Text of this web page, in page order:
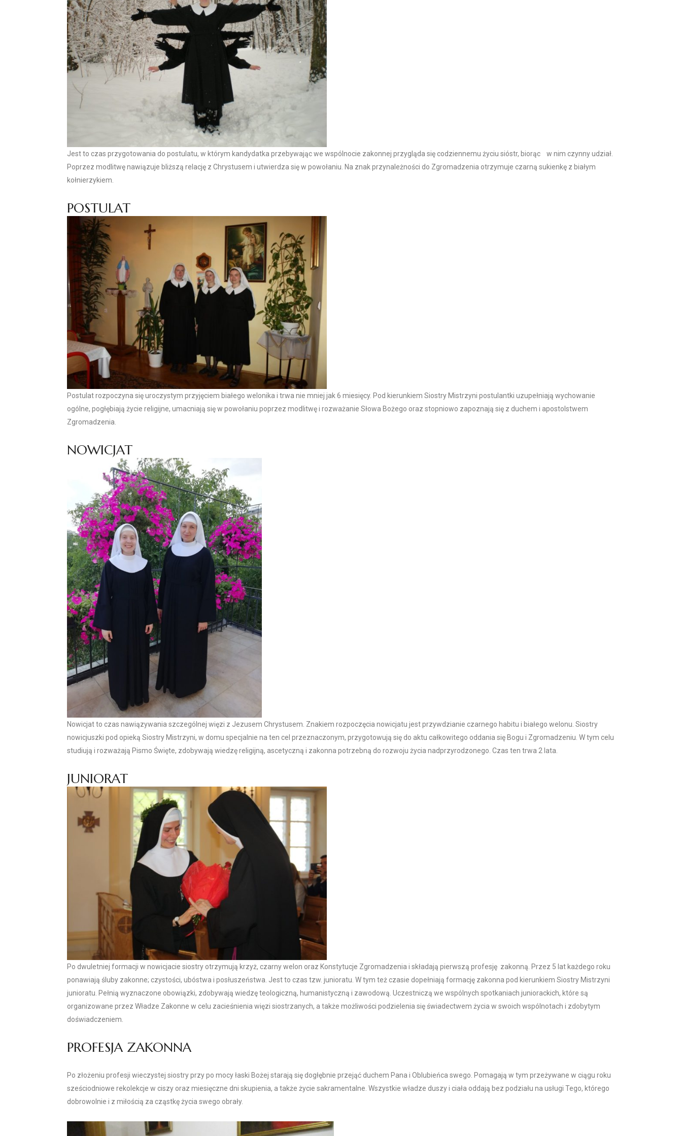
Jest to czas przygotowania do postulatu, w którym kandydatka przebywając we wspólnocie zakonnej przygląda się codziennemu życiu sióstr, biorąc w nim czynny udział.
Poprzez modlitwę nawiązuje bliższą relację z Chrystusem i utwierdza się w powołaniu. Na znak przynależności do Zgromadzenia otrzymuje czarną sukienkę z białym
kołnierzykiem.
POSTULAT
Postulat rozpoczyna się uroczystym przyjęciem białego welonika i trwa nie mniej jak 6 miesięcy. Pod kierunkiem Siostry Mistrzyni postulantki uzupełniają wychowanie
ogólne, pogłębiają życie religijne, umacniają się w powołaniu poprzez modlitwę i rozważanie Słowa Bożego oraz stopniowo zapoznają się z duchem i apostolstwem
Zgromadzenia.
NOWICJAT
Nowicjat to czas nawiązywania szczególnej więzi z Jezusem Chrystusem. Znakiem rozpoczęcia nowicjatu jest przywdzianie czarnego habitu i białego welonu. Siostry
nowicjuszki pod opieką Siostry Mistrzyni, w domu specjalnie na ten cel przeznaczonym, przygotowują się do aktu całkowitego oddania się Bogu i Zgromadzeniu. W tym celu
studiują i rozważają Pismo Święte, zdobywają wiedzę religijną, ascetyczną i zakonna potrzebną do rozwoju życia nadprzyrodzonego. Czas ten trwa 2 lata.
JUNIORAT
Po dwuletniej formacji w nowicjacie siostry otrzymują krzyż, czarny welon oraz Konstytucje Zgromadzenia i składają pierwszą profesję zakonną. Przez 5 lat każdego roku
ponawiają śluby zakonne; czystości, ubóstwa i posłuszeństwa. Jest to czas tzw. junioratu. W tym też czasie dopełniają formację zakonna pod kierunkiem Siostry Mistrzyni
junioratu. Pełnią wyznaczone obowiązki, zdobywają wiedzę teologiczną, humanistyczną i zawodową. Uczestniczą we wspólnych spotkaniach juniorackich, które są
organizowane przez Władze Zakonne w celu zacieśnienia więzi siostrzanych, a także możliwości podzielenia się świadectwem życia w swoich wspólnotach i zdobytym
doświadczeniem.
PROFESJA ZAKONNA
Po złożeniu profesji wieczystej siostry przy po mocy łaski Bożej starają się dogłębnie przejąć duchem Pana i Oblubieńca swego. Pomagają w tym przeżywane w ciągu roku
sześciodniowe rekolekcje w ciszy oraz miesięczne dni skupienia, a także życie sakramentalne. Wszystkie władze duszy i ciała oddają bez podziału na usługi Tego, którego
dobrowolnie i z miłością za cząstkę życia swego obrały.